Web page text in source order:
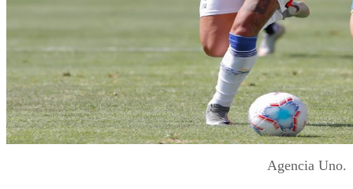
Agencia Uno.